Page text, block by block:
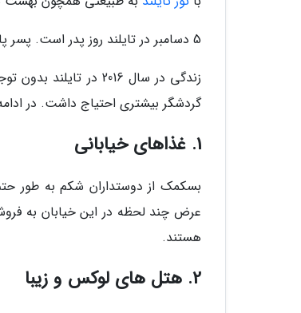
5 دسامبر در تایلند روز پدر است. پسر پادشاه در 1 دسامبر سال 2016 میلادی به عنوان شاه جدید تاج گذاری شده است.
زندگی در سال 2016
گردشگر بیشتری احتیاج داشت. در ادامه 21 دلیل قانع نماینده برای برنامه ریزی سفر هرچه زودتر به تایلند را مرور خواهیم
1. غذاهای خیابانی
بسکمک از دوستداران شکم به طور
عرض چند لحظه در این خیابان به
هستند.
2. هتل های لوکس و زیبا